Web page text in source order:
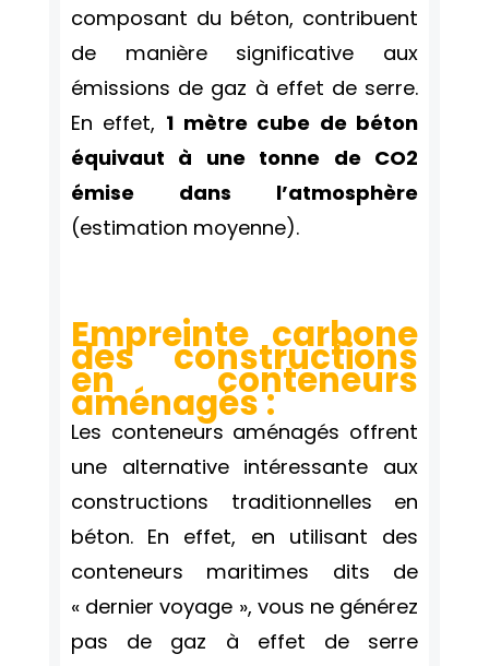
composant du béton, contribuent
de manière significative aux
émissions de gaz à effet de serre.
En effet, 1 mètre cube de béton
équivaut à une tonne de CO2
émise dans l’atmosphère
(estimation moyenne).
Empreinte carbone
des constructions
en conteneurs
aménagés :
Les conteneurs aménagés offrent
une alternative intéressante aux
constructions traditionnelles en
béton. En effet, en utilisant des
conteneurs maritimes dits de
« dernier voyage », vous ne générez
pas de gaz à effet de serre